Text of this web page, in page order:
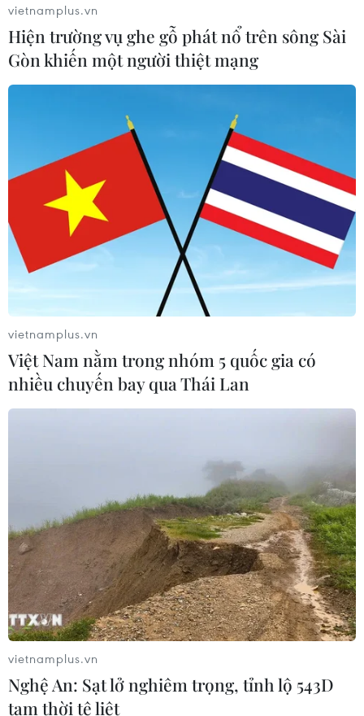
vietnamplus.vn
Hiện trường vụ ghe gỗ phát nổ trên sông Sài
Gòn khiến một người thiệt mạng
vietnamplus.vn
Việt Nam nằm trong nhóm 5 quốc gia có
nhiều chuyến bay qua Thái Lan
vietnamplus.vn
Nghệ An: Sạt lở nghiêm trọng, tỉnh lộ 543D
tạm thời tê liệt